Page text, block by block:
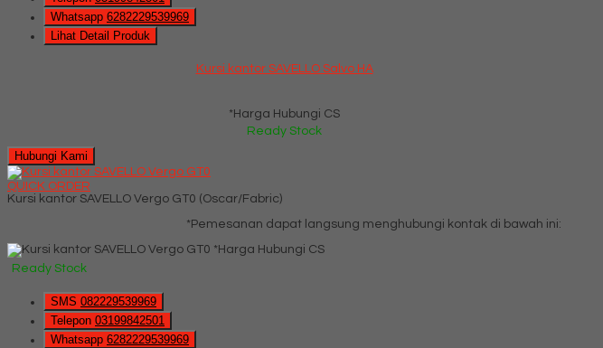
Whatsapp 6282229539969
Lihat Detail Produk
Kursi kantor SAVELLO Salvo HA
*Harga Hubungi CS
Ready Stock
Hubungi Kami
QUICK ORDER
Kursi kantor SAVELLO Vergo GT0 (Oscar/Fabric)
*Pemesanan dapat langsung menghubungi kontak di bawah ini:
*Harga Hubungi CS
Ready Stock
SMS 082229539969
Telepon 03199842501
Whatsapp 6282229539969